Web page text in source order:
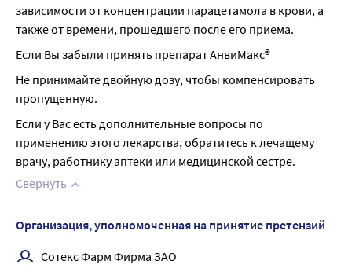
зависимости от концентрации парацетамола в крови, а
также от времени, прошедшего после его приема.
Если Вы забыли принять препарат АнвиМакс®
Не принимайте двойную дозу, чтобы компенсировать
пропущенную.
Если у Вас есть дополнительные вопросы по
применению этого лекарства, обратитесь к лечащему
врачу, работнику аптеки или медицинской сестре.
Свернуть
Организация, уполномоченная на принятие претензий
Сотекс Фарм Фирма ЗАО